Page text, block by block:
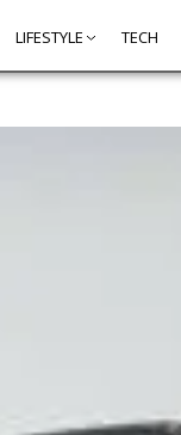
LIFESTYLE TECH